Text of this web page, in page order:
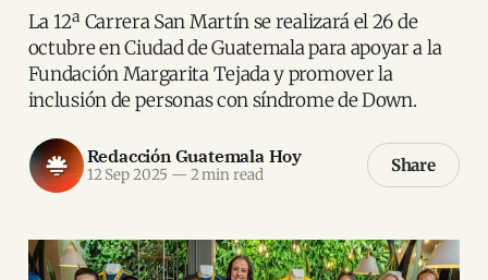
La 12ª Carrera San Martín se realizará el 26 de
octubre en Ciudad de Guatemala para apoyar a la
Fundación Margarita Tejada y promover la
inclusión de personas con síndrome de Down.
Redacción Guatemala Hoy
12 Sep 2025 — 2 min read Share